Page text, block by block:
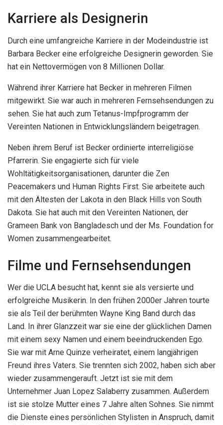
Karriere als Designerin
Durch eine umfangreiche Karriere in der Modeindustrie ist
Barbara Becker eine erfolgreiche Designerin geworden. Sie
hat ein Nettovermögen von 8 Millionen Dollar.
Während ihrer Karriere hat Becker in mehreren Filmen
mitgewirkt. Sie war auch in mehreren Fernsehsendungen zu
sehen. Sie hat auch zum Tetanus-Impfprogramm der
Vereinten Nationen in Entwicklungsländern beigetragen.
Neben ihrem Beruf ist Becker ordinierte interreligiöse
Pfarrerin. Sie engagierte sich für viele
Wohltätigkeitsorganisationen, darunter die Zen
Peacemakers und Human Rights First. Sie arbeitete auch
mit den Ältesten der Lakota in den Black Hills von South
Dakota. Sie hat auch mit den Vereinten Nationen, der
Grameen Bank von Bangladesch und der Ms. Foundation for
Women zusammengearbeitet.
Filme und Fernsehsendungen
Wer die UCLA besucht hat, kennt sie als versierte und
erfolgreiche Musikerin. In den frühen 2000er Jahren tourte
sie als Teil der berühmten Wayne King Band durch das
Land. In ihrer Glanzzeit war sie eine der glücklichen Damen
mit einem sexy Namen und einem beeindruckenden Ego.
Sie war mit Arne Quinze verheiratet, einem langjährigen
Freund ihres Vaters. Sie trennten sich 2002, haben sich aber
wieder zusammengerauft. Jetzt ist sie mit dem
Unternehmer Juan Lopez Salaberry zusammen. Außerdem
ist sie stolze Mutter eines 7 Jahre alten Sohnes. Sie nimmt
die Dienste eines persönlichen Stylisten in Anspruch, damit